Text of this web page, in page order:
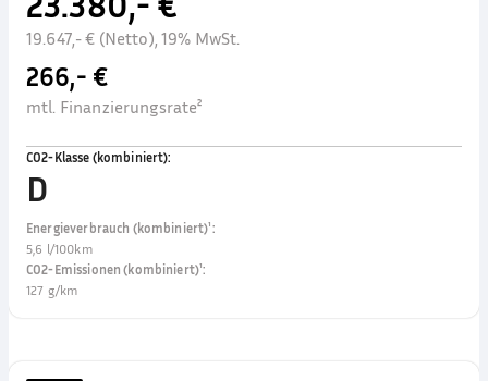
19.647,- € (Netto), 19% MwSt.
266,- €
mtl. Finanzierungsrate²
CO2-Klasse (kombiniert):
D
Energieverbrauch (kombiniert)¹:
5,6 l/100km
CO2-Emissionen (kombiniert)¹:
127 g/km